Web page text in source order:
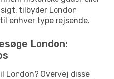
tilbyder London
enhver type rejsende.
London:
London? Overvej disse